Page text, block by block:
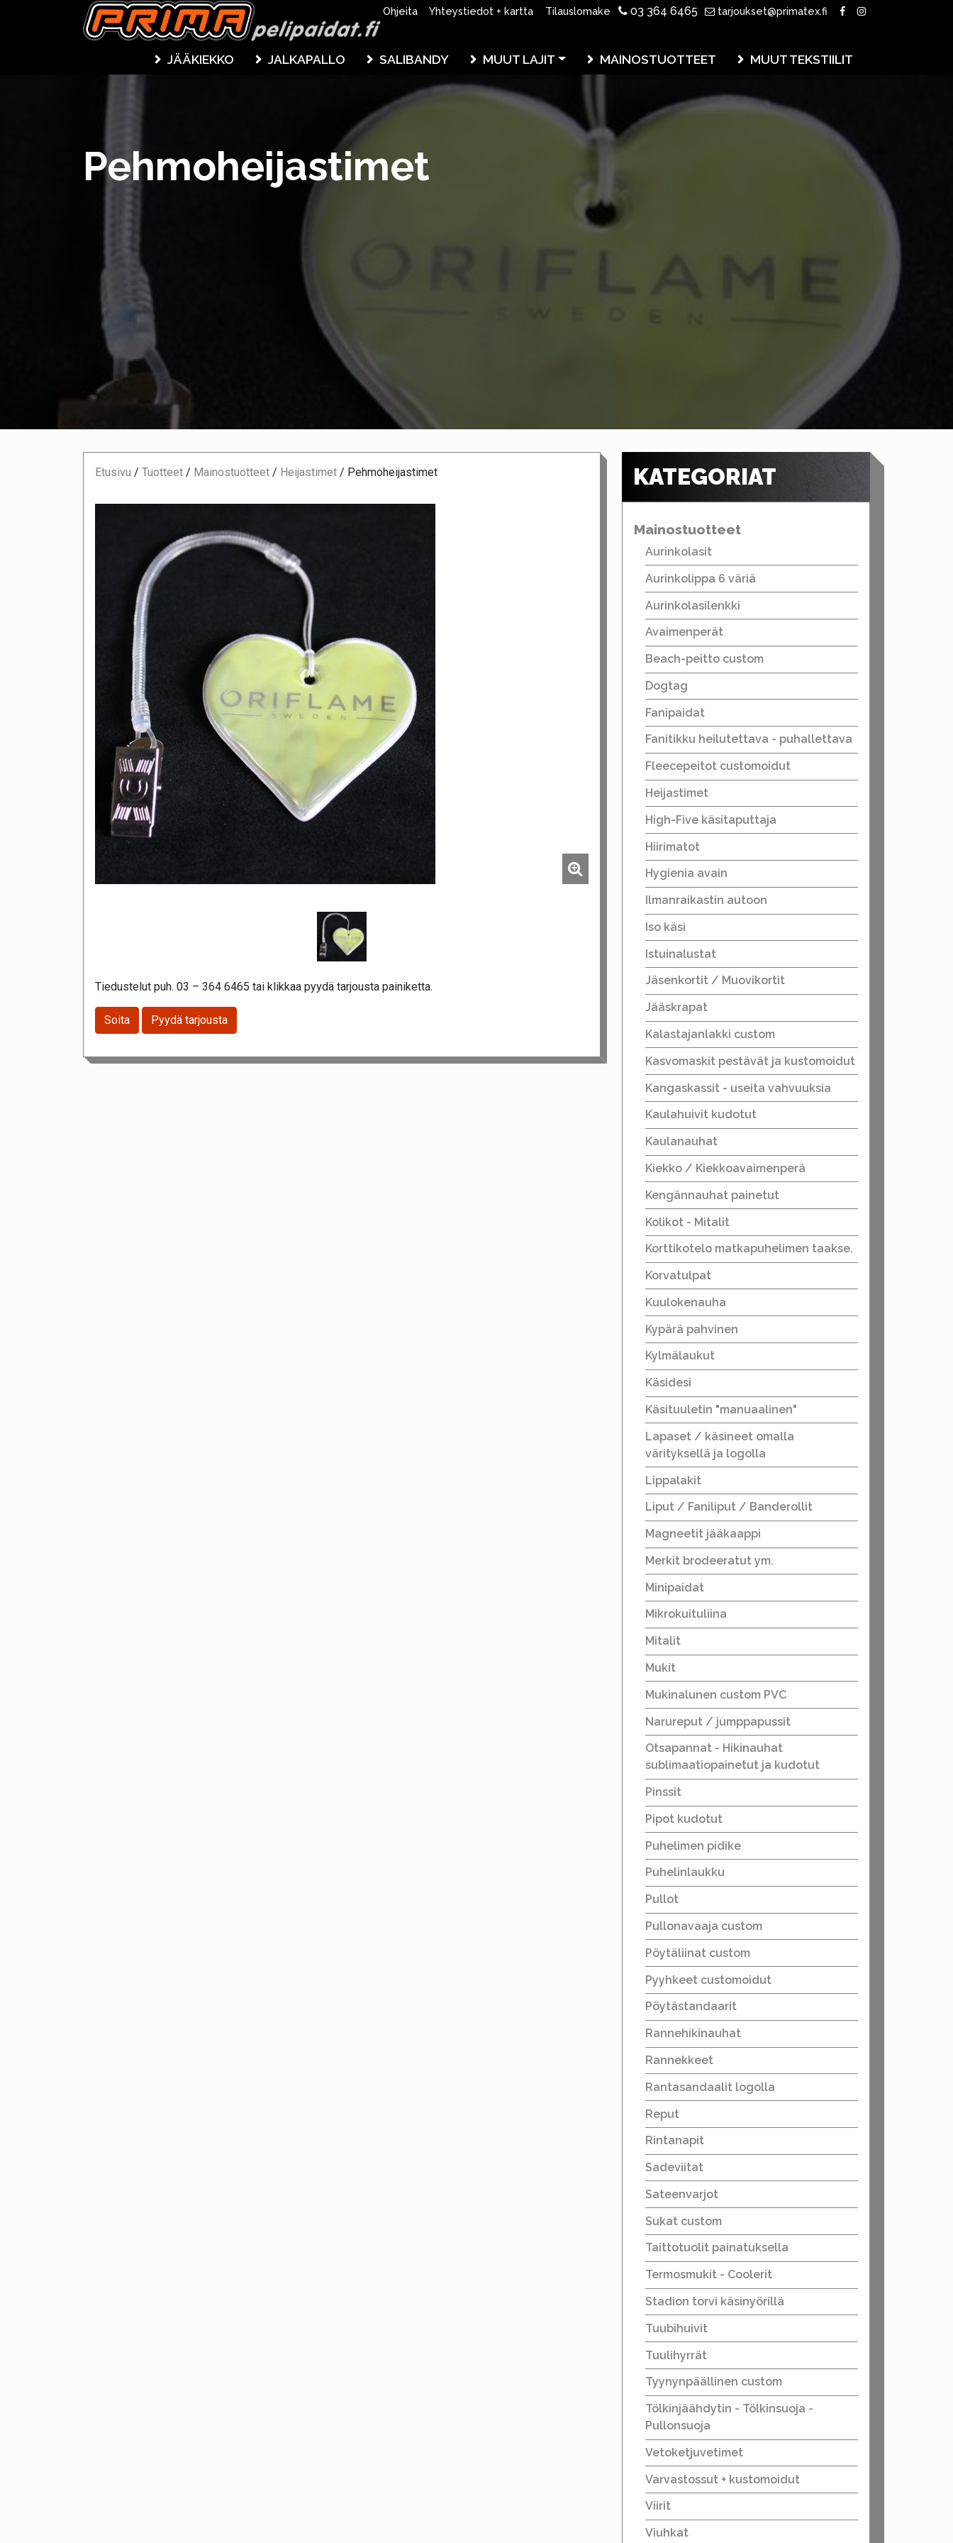
Ohjeita Yhteystiedot + kartta Tilauslomake 03 364 6465 tarjoukset@primatex.fi
JÄÄKIEKKO JALKAPALLO SALIBANDY MUUT LAJIT MAINOSTUOTTEET MUUT TEKSTIILIT
Pehmoheijastimet
Etusivu / Tuotteet / Mainostuotteet / Heijastimet / Pehmoheijastimet
Tiedustelut puh. 03 – 364 6465 tai klikkaa pyydä tarjousta painiketta.
Soita Pyydä tarjousta
KATEGORIAT
Mainostuotteet
Aurinkolasit
Aurinkolippa 6 väriä
Aurinkolasilenkki
Avaimenperät
Beach-peitto custom
Dogtag
Fanipaidat
Fanitikku heilutettava - puhallettava
Fleecepeitot customoidut
Heijastimet
High-Five käsitaputtaja
Hiirimatot
Hygienia avain
Ilmanraikastin autoon
Iso käsi
Istuinalustat
Jäsenkortit / Muovikortit
Jääskrapat
Kalastajanlakki custom
Kasvomaskit pestävät ja kustomoidut
Kangaskassit - useita vahvuuksia
Kaulahuivit kudotut
Kaulanauhat
Kiekko / Kiekkoavaimenperä
Kengännauhat painetut
Kolikot - Mitalit
Korttikotelo matkapuhelimen taakse.
Korvatulpat
Kuulokenauha
Kypärä pahvinen
Kylmälaukut
Käsidesi
Käsituuletin "manuaalinen"
Lapaset / käsineet omalla
värityksellä ja logolla
Lippalakit
Liput / Faniliput / Banderollit
Magneetit jääkaappi
Merkit brodeeratut ym.
Minipaidat
Mikrokuituliina
Mitalit
Mukit
Mukinalunen custom PVC
Narureput / jumppapussit
Otsapannat - Hikinauhat
sublimaatiopainetut ja kudotut
Pinssit
Pipot kudotut
Puhelimen pidike
Puhelinlaukku
Pullot
Pullonavaaja custom
Pöytäliinat custom
Pyyhkeet customoidut
Pöytästandaarit
Rannehikinauhat
Rannekkeet
Rantasandaalit logolla
Reput
Rintanapit
Sadeviitat
Sateenvarjot
Sukat custom
Taittotuolit painatuksella
Termosmukit - Coolerit
Stadion torvi käsinyörillä
Tuubihuivit
Tuulihyrrät
Tyynynpäällinen custom
Tölkinjäähdytin - Tölkinsuoja -
Pullonsuoja
Vetoketjuvetimet
Varvastossut + kustomoidut
Viirit
Viuhkat